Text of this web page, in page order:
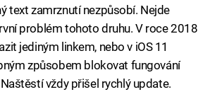
text zamrznutí nezpůsobí. Nejde
problém tohoto druhu. V roce 2018
jediným linkem, nebo v iOS 11
způsobem blokovat fungování
vždy přišel rychlý update.